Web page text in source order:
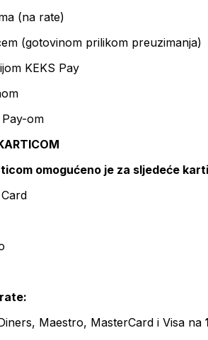
(na rate)
(gotovinom prilikom preuzimanja)
KEKS Pay
om
omogućeno je za sljedeće
Maestro, MasterCard i Visa na